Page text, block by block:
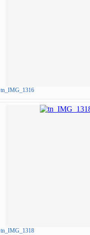
tn_IMG_1316
tn_IMG_1318